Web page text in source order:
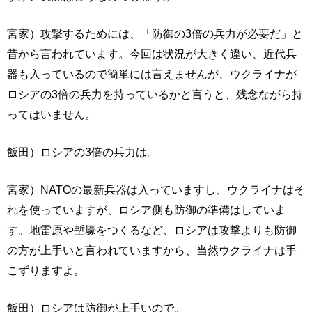
宮家）攻撃するためには、「防御の3倍の兵力が必要だ」と
昔から言われています。今回は状況が大きく違い、近代兵
器も入っているので簡単には言えませんが、ウクライナが
ロシアの3倍の兵力を持っているかと言うと、残念ながら持
ってはいません。
飯田）ロシアの3倍の兵力は。
宮家）NATOの最新兵器は入っていますし、ウクライナはそ
れを使っていますが、ロシア側も防御の準備はしていま
す。地雷原や塹壕をつくるなど、ロシアは攻撃よりも防御
の方が上手いと言われていますから、当然ウクライナは手
こずりますよ。
飯田）ロシアは防御が上手いので。